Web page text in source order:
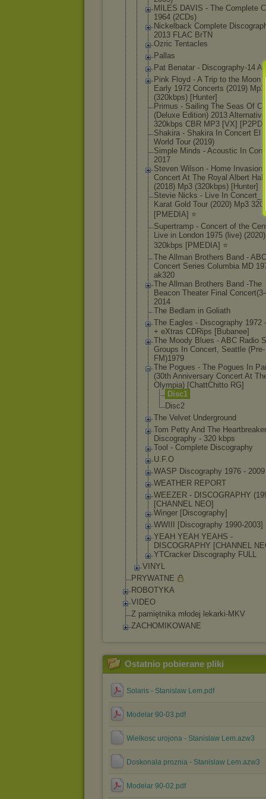
MILES DAVIS - The Complete
1964 (2CDs)
Nickelback Complete
2013 FLAC BrTN
Ozric Tentacles
Pallas
Pat Benatar - Discography-14
Pink Floyd - A Trip to the Moon
Early 1972 Concerts (2019) Mp3
(320kbps) [Hunter]
Primus - Sailing The Seas Of
(Deluxe Edition) 2013 Alternative
320kbps CBR MP3 [VX] [P2PDL]
Shakira - Shakira In Concert El
World Tour (2019)
Simple Minds - Acoustic In
2017
Steven Wilson - Home Invasion
Concert At The Royal Albert Hall
(2018) Mp3 (320kbps) [Hunter]
Stevie Nicks - Live In Concert_
Karat Gold Tour (2020) Mp3
[PMEDIA] ⭐️
Supertramp - Concert of the
Live in London 1975 (live)
320kbps [PMEDIA] ⭐️
The Allman Brothers Band - ABC
Concert Series Columbia MD
ak320
The Allman Brothers Band -The
Beacon Theater Final
2014
The Bedlam in Goliath
The Eagles - Discography 1972
+ eXtras CDRips [Bubanee]
The Moody Blues - ABC Radio
Groups In Concert, Seattle (Pre-
FM)1979
The Pogues - The Pogues In
(30th Anniversary Concert At
Olympia) [ChattChitto RG]
Disc1
Disc2
The Velvet Underground
Tom Petty And The Heartbreake
Discography - 320 kbps
Tool - Complete Discography
U.F.O
WASP Discography 1976 - 2009
WEATHER REPORT
WEEZER - DISCOGRAPHY
[CHANNEL NEO]
Winger [Discography]
WWIII [Discography 1990-2003]
YEAH YEAH YEAHS -
DISCOGRAPHY [CHANNEL
YTCracker Discography FULL
VINYL
PRYWATNE
ROBOTYKA
VIDEO
Z pamiętnika młodej lekarki-MKV
ZACHOMIKOWANE
Ostatnio pobierane pliki
Solaris - Stanislaw Lem.pdf
Modelar 90-03.pdf
Wielkosc urojona - Stanislaw Lem.azw3
Doskonala proznia - Stanislaw Lem.azw3
Modelar 90-02.pdf